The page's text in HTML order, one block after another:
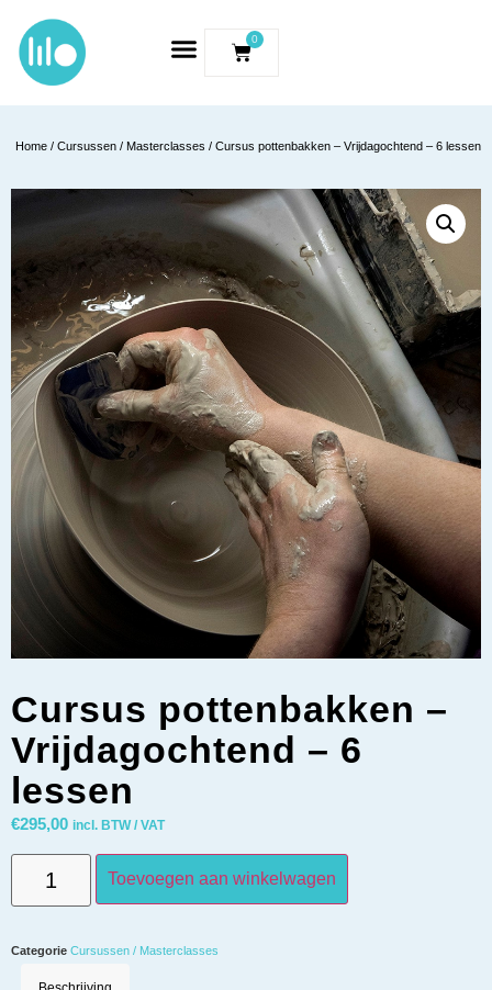
0
Home / Cursussen / Masterclasses / Cursus pottenbakken – Vrijdagochtend – 6 lessen
Cursus pottenbakken –
Vrijdagochtend – 6
lessen
€295,00 incl. BTW / VAT
Toevoegen aan winkelwagen
Categorie Cursussen / Masterclasses